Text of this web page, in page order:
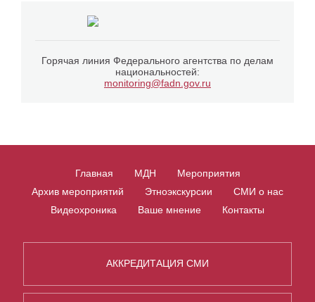
Горячая линия Федерального агентства по делам
национальностей:
monitoring@fadn.gov.ru
Главная МДН
Мероприятия
Архив мероприятий
Этноэкскурсии
СМИ о нас
Видеохроника
Ваше мнение Контакты
АККРЕДИТАЦИЯ СМИ